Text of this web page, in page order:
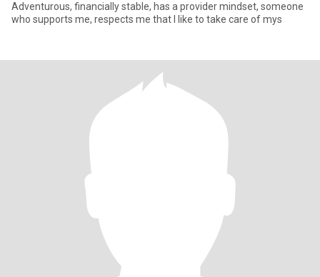
Adventurous, financially stable, has a provider mindset, someone
who supports me, respects me that I like to take care of mys